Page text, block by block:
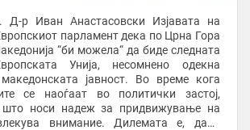
р Иван Анастасовски Изјавата на
парламент дека по Црна Гора
“би можела“ да биде следната
Унија, несомнено одекна
јавност. Во време кога
се наоѓаат во политички застој,
што носи надеж за придвижување на
внимание. Дилемата е, дали